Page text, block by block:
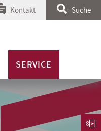
Kontakt Suche
SERVICE